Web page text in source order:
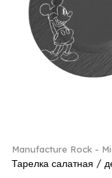
Manufacture Rock -
Тарелка салатная /